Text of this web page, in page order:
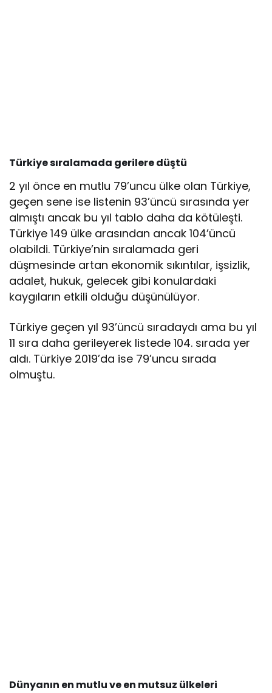
Türkiye sıralamada gerilere düştü
2 yıl önce en mutlu 79’uncu ülke olan Türkiye,
geçen sene ise listenin 93’üncü sırasında yer
almıştı ancak bu yıl tablo daha da kötüleşti.
Türkiye 149 ülke arasından ancak 104’üncü
olabildi. Türkiye’nin sıralamada geri
düşmesinde artan ekonomik sıkıntılar, işsizlik,
adalet, hukuk, gelecek gibi konulardaki
kaygıların etkili olduğu düşünülüyor.
Türkiye geçen yıl 93’üncü sıradaydı ama bu yıl
11 sıra daha gerileyerek listede 104. sırada yer
aldı. Türkiye 2019’da ise 79’uncu sırada
olmuştu.
Dünyanın en mutlu ve en mutsuz ülkeleri